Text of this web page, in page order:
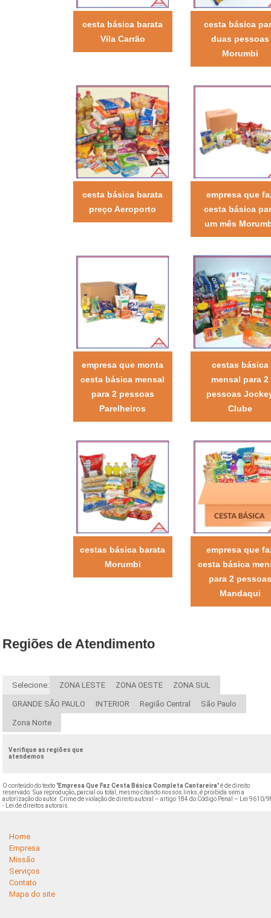
cesta básica barata
Vila Carrão
cesta básica
duas pessoas
Morumbi
cesta básica barata
preço Aeroporto
empresa que
cesta básica
um mês
empresa que monta
cesta básica mensal
para 2 pessoas
Parelheiros
cestas básica
mensal para 2
pessoas
Clube
cestas básica barata
Morumbi
empresa que
cesta básica
para 2 pessoas
Mandaqui
Regiões de Atendimento
Selecione: ZONA LESTE ZONA OESTE ZONA SUL
GRANDE SÃO PAULO INTERIOR Região Central São Paulo
Zona Norte
Verifique as regiões que
atendemos
O conteúdo do texto "Empresa Que Faz Cesta Básica Completa Cantareira" é de direito
reservado. Sua reprodução, parcial ou total, mesmo citando nossos links, é proibida sem a
autorização do autor. Crime de violação de direito autoral – artigo 184 do Código Penal –
Lei 9610/
- Lei de direitos autorais
Home
Empresa
Missão
Serviços
Contato
Mapa do site